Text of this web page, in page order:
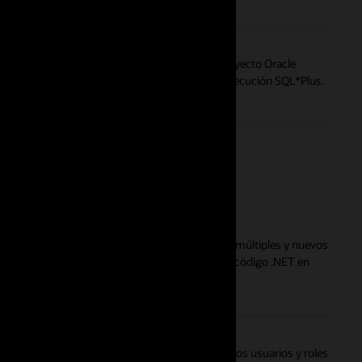
su aplicación .NET, adminístrelos en un proyecto Oracle
SQL Editor y ejecútelos con un motor de ejecución SQL*Plus.
servidores. Crea distintos UDTs en Oracle con múltiples y nuevos
UDT que convierte el uso de UDT desde código .NET en
a los roles y asigne roles a los usuarios. Vea los usuarios y roles